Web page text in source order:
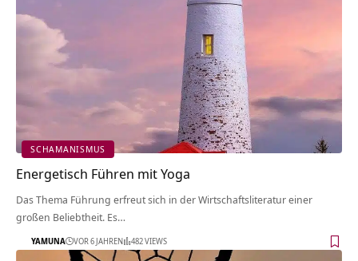
SCHAMANISMUS
Energetisch Führen mit Yoga
Das Thema Führung erfreut sich in der Wirtschaftsliteratur einer
großen Beliebtheit. Es…
YAMUNA VOR 6 JAHREN 482 VIEWS